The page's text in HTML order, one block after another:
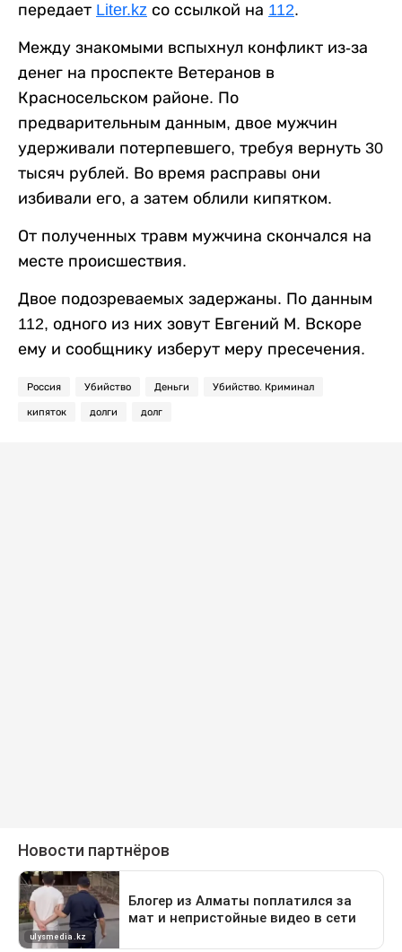
передает Liter.kz со ссылкой на 112.
Между знакомыми вспыхнул конфликт из-за
денег на проспекте Ветеранов в
Красносельском районе. По
предварительным данным, двое мужчин
удерживали потерпевшего, требуя вернуть 30
тысяч рублей. Во время расправы они
избивали его, а затем облили кипятком.
От полученных травм мужчина скончался на
месте происшествия.
Двое подозреваемых задержаны. По данным
112, одного из них зовут Евгений М. Вскоре
ему и сообщнику изберут меру пресечения.
Россия Убийство Деньги Убийство. Криминал
кипяток долги долг